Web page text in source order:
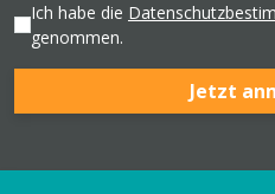
Ich habe die
genommen.
Jetzt